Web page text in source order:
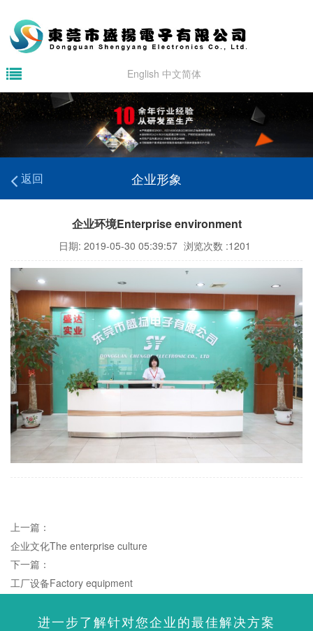
English 中文简体
返回 企业形象
企业环境Enterprise environment
日期: 2019-05-30 05:39:57 浏览次数 :1201
上一篇：
企业文化The enterprise culture
下一篇：
工厂设备Factory equipment
进一步了解针对您企业的最佳解决方案